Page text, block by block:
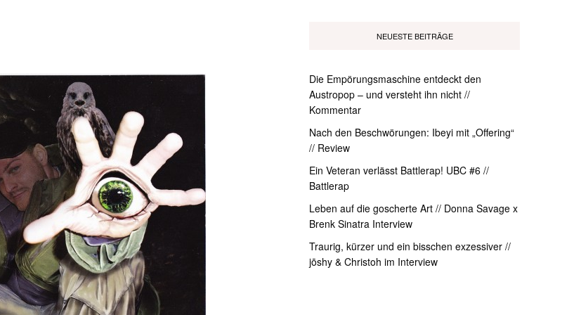
NEUESTE BEITRÄGE
Die Empörungsmaschine entdeckt den
Austropop – und versteht ihn nicht //
Kommentar
Nach den Beschwörungen: Ibeyi mit „Offering“
// Review
Ein Veteran verlässt Battlerap! UBC #6 //
Battlerap
Leben auf die goscherte Art // Donna Savage x
Brenk Sinatra Interview
Traurig, kürzer und ein bisschen exzessiver //
jōshy & Christoh im Interview